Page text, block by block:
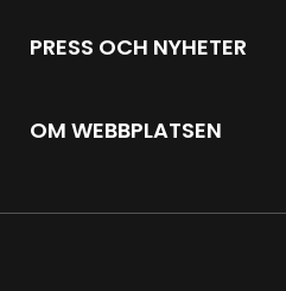
PRESS OCH NYHETER
OM WEBBPLATSEN